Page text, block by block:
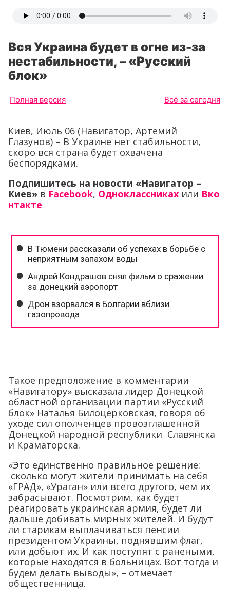
Вся Украина будет в огне из-за
нестабильности, – «Русский
блок»
Полная версия Всё за сегодня
Киев, Июль 06 (Навигатор, Артемий
Глазунов) – В Украине нет стабильности,
скоро вся страна будет охвачена
беспорядками.
Подпишитесь на новости «Навигатор –
Киев» в Facebook, Одноклассниках или Вко
нтакте
Такое предположение в комментарии
«Навигатору» высказала лидер Донецкой
областной организации партии «Русский
блок» Наталья Билоцерковская, говоря об
уходе сил ополченцев провозглашенной
Донецкой народной республики Славянска
и Краматорска.
«Это единственно правильное решение:
сколько могут жители принимать на себя
«ГРАД», «Ураган» или всего другого, чем их
забрасывают. Посмотрим, как будет
реагировать украинская армия, будет ли
дальше добивать мирных жителей. И будут
ли старикам выплачиваться пенсии
президентом Украины, поднявшим флаг,
или добьют их. И как поступят с ранеными,
которые находятся в больницах. Вот тогда и
будем делать выводы», – отмечает
общественница.